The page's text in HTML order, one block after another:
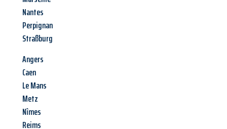
Nantes
Perpignan
Straßburg
Angers
Caen
Le Mans
Metz
Nîmes
Reims